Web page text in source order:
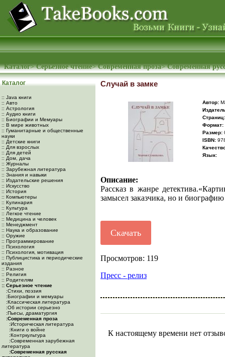
Каталог>Серьезное чтение>Современная проза>Современная
Каталог
:: Java книги
:: Авто
:: Астрология
:: Аудио книги
:: Биографии и Мемуары
:: В мире животных
:: Гуманитарные и общественные
науки
:: Детские книги
:: Для взрослых
:: Для детей
:: Дом, дача
:: Журналы
:: Зарубежная литература
:: Знания и навыки
:: Издательские решения
:: Искусство
:: История
:: Компьютеры
:: Кулинария
:: Культура
:: Легкое чтение
:: Медицина и человек
:: Менеджмент
:: Наука и образование
:: Оружие
:: Программирование
:: Психология
:: Психология, мотивация
:: Публицистика и периодические
издания
:: Разное
:: Религия
:: Родителям
:: Серьезное чтение
:Cтихи, поэзия
:Биографии и мемуары
:Классическая литература
:Об истории серьезно
:Пьесы, драматургия
:Современная проза
:Историческая литература
:Книги о войне
:Контркультура
:Современная зарубежная
литература
:Современная русская
Случай в замке
Автор:
Cтраниц:
Формат:
Размер:
ISBN:
Язык:
Описание:
Рассказ в жанре
замысел заказчика, но и
Скачать
Просмотров: 119
Пресс - релиз
К настоящему времени нет